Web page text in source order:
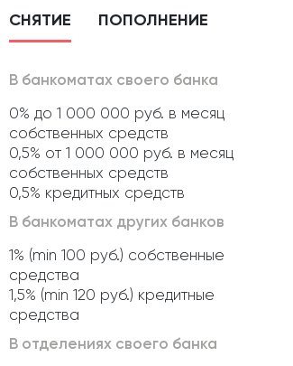
СНЯТИЕ ПОПОЛНЕНИЕ
В банкоматах своего банка
0% до 1 000 000 руб. в месяц
собственных средств
0,5% от 1 000 000 руб. в месяц
собственных средств
0,5% кредитных средств
В банкоматах других банков
1% (min 100 руб.) собственные
средства
1,5% (min 120 руб.) кредитные
средства
В отделениях своего банка